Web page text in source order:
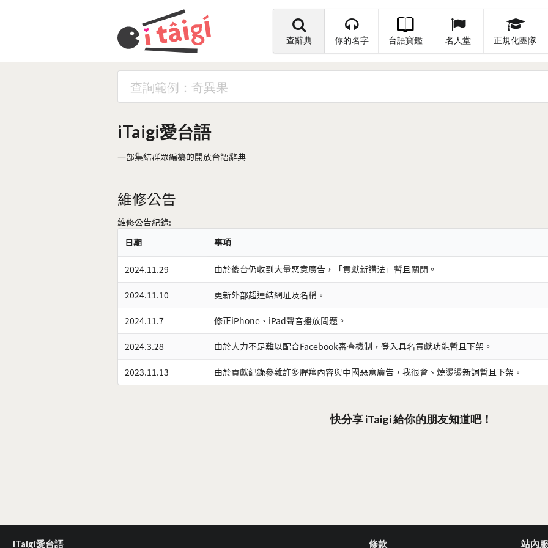
查辭典 你的名字 台語寶鑑 名人堂 正規化團隊
iTaigi愛台語
一部集結群眾編纂的開放台語辭典
維修公告
維修公告紀錄:
日期
事項
2024.11.29 由於後台仍收到大量惡意廣告，「貢獻新講法」暫且關閉。
2024.11.10 更新外部超連結網址及名稱。
2024.11.7 修正iPhone、iPad聲音播放問題。
2024.3.28 由於人力不足難以配合Facebook審查機制，登入具名貢獻功能暫且下架。
2023.11.13 由於貢獻紀錄參雜許多腥羶內容與中國惡意廣告，我很會、燒燙燙新詞暫且下架。
快分享 iTaigi 給你的朋友知道吧！
iTaigi愛台語 條款 站內